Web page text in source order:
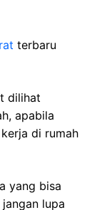
terbaru
dilihat
apabila
di rumah
yang bisa
lupa